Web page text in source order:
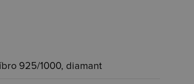
925/1000, diamant